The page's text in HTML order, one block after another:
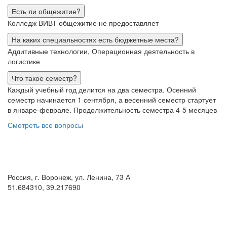
Есть ли общежитие?
Колледж ВИВТ общежитие не предоставляет
На каких специальностях есть бюджетные места?
Аддитивные технологии, Операционная деятельность в
логистике
Что такое семестр?
Каждый учебный год делится на два семестра. Осенний
семестр начинается 1 сентября, а весенний семестр стартует
в январе-феврале. Продолжительность семестра 4-5 месяцев
Смотреть все вопросы
Россия, г. Воронеж, ул. Ленина, 73 А
51.684310, 39.217690